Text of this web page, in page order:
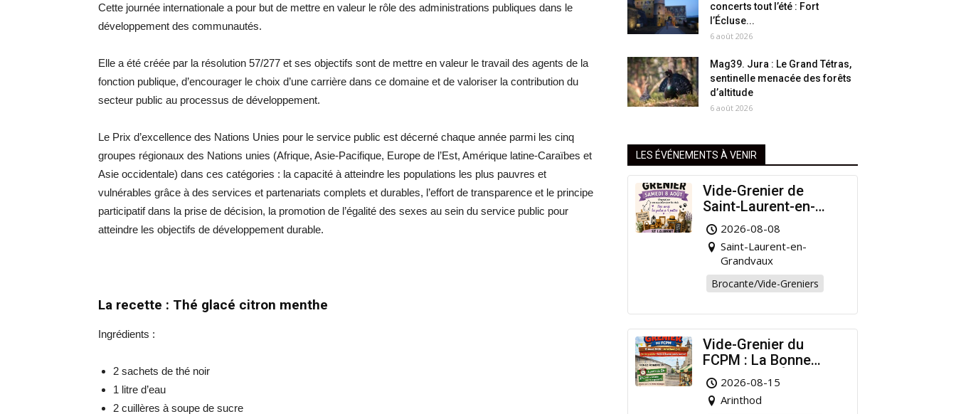
Cette journée internationale a pour but de mettre en valeur le rôle des administrations publiques dans le
développement des communautés.
Elle a été créée par la résolution 57/277 et ses objectifs sont de mettre en valeur le travail des agents de la
fonction publique, d’encourager le choix d’une carrière dans ce domaine et de valoriser la contribution du
secteur public au processus de développement.
Le Prix d’excellence des Nations Unies pour le service public est décerné chaque année parmi les cinq
groupes régionaux des Nations unies (Afrique, Asie-Pacifique, Europe de l’Est, Amérique latine-Caraïbes et
Asie occidentale) dans ces catégories : la capacité à atteindre les populations les plus pauvres et
vulnérables grâce à des services et partenariats complets et durables, l’effort de transparence et le principe
participatif dans la prise de décision, la promotion de l’égalité des sexes au sein du service public pour
atteindre les objectifs de développement durable.
La recette : Thé glacé citron menthe
Ingrédients :
2 sachets de thé noir
1 litre d’eau
2 cuillères à soupe de sucre
concerts tout l’été : Fort
l’Écluse...
6 août 2026
Mag39. Jura : Le Grand Tétras,
sentinelle menacée des forêts
d’altitude
6 août 2026
LES ÉVÉNEMENTS À VENIR
Vide-Grenier de
Saint-Laurent-en-
Grandvaux : Venez
chiner pour la bonne
cause !
2026-08-08
Saint-Laurent-en-
Grandvaux
Brocante/Vide-Greniers
Vide-Grenier du
FCPM : La Bonne
Affaire de l’Été à
Arinthod !
2026-08-15
Arinthod